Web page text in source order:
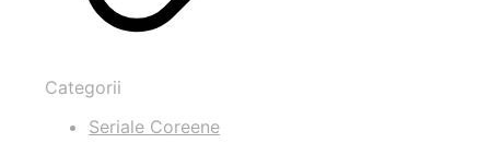
Categorii
Seriale Coreene